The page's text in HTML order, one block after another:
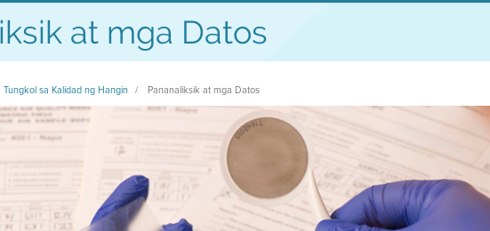
at mga Datos
Tungkol sa Kalidad ng Hangin Pananaliksik at mga Datos